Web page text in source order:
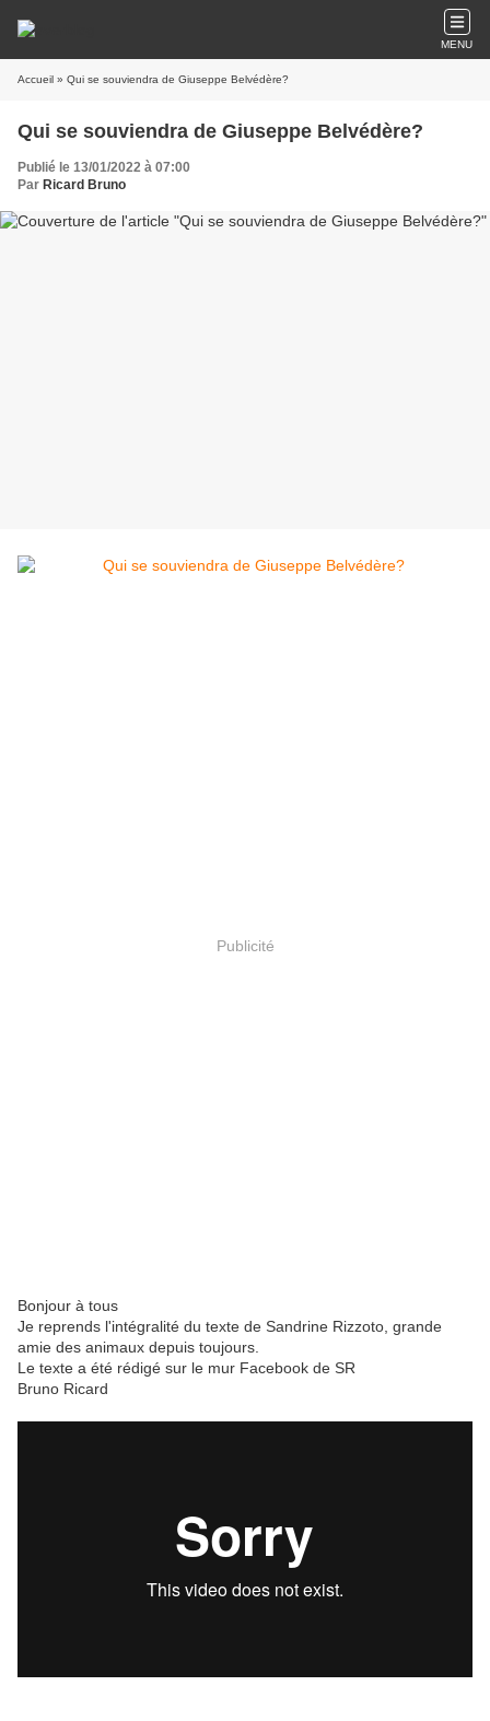
MENU
Accueil » Qui se souviendra de Giuseppe Belvédère?
Qui se souviendra de Giuseppe Belvédère?
Publié le 13/01/2022 à 07:00
Par Ricard Bruno
Publicité
Bonjour à tous
Je reprends l'intégralité du texte de Sandrine Rizzoto, grande
amie des animaux depuis toujours.
Le texte a été rédigé sur le mur Facebook de SR
Bruno Ricard